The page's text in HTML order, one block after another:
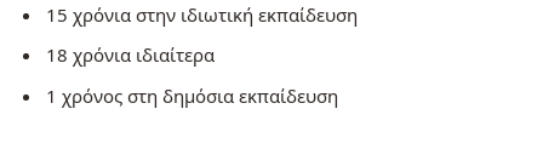
15 χρόνια στην ιδιωτική εκπαίδευση
18 χρόνια ιδιαίτερα
1 χρόνος στη δημόσια εκπαίδευση